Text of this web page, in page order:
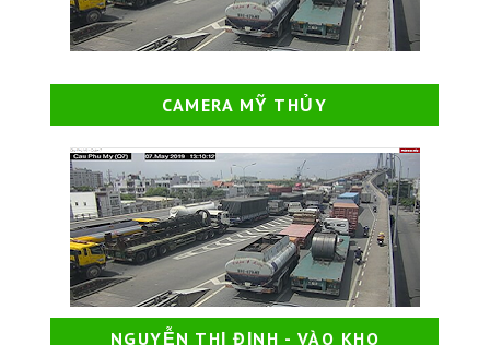
CAMERA MỸ THỦY
NGUYỄN THỊ ĐỊNH - VÀO KHO